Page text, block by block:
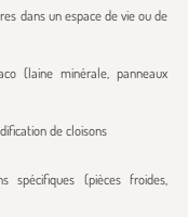
dans un espace de vie ou de
(laine minérale, panneaux
de cloisons
spécifiques (pièces froides,